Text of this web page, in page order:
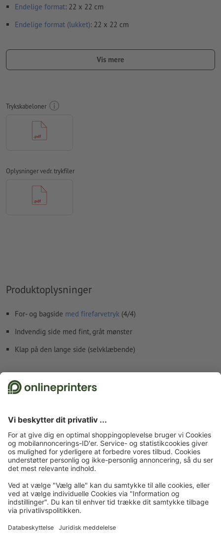
Endelige format: 22 x 22 cm
Endelige format (lukket): 22 x 22 cm
farvetilstand:CMYK, FOGRA52 (PSO Uncoated v3 FOGRA52) til
ubestrøget papir
Vi kontrollerer ikke for
Vis mere
Trykskabeloner
Oplysninger vedr. trykfiler
Produktoplysninger
For- og bagside med firefarvetryk (4/4)
Indvendig side med fint, gråt mønster
Klap på den lange side (selvklæbende)
Fakta vedr. sikkerhed og producent
Forside Kuverter Kuverter CMYK-firefarvetryk Kuverter, A4-firkantet plus
Tilmeld dig til nyhedsbrevet og få en rabatkupon på 15 %